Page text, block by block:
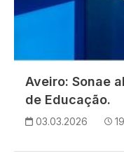
Aveiro: Sonae
de Educação.
03.03.2026